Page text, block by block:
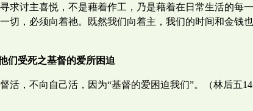
求讨主喜悦，不是藉着作工，乃是藉着在日常生活的每
切，必须向着祂。既然我们向着主，我们的时间和金钱
们受死之基督的爱所困迫
活，不向自己活，因为“基督的爱困迫我们”。（林后五